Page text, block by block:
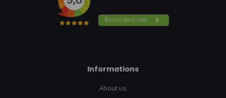
Informations
About us